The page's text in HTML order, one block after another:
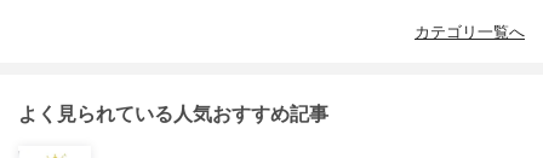
カテゴリ一覧へ
よく見られている人気おすすめ記事